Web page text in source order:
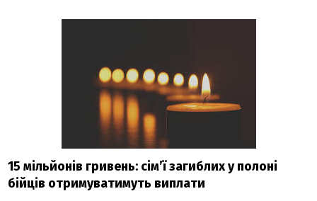
15 мільйонів гривень: сім’ї загиблих у полоні
бійців отримуватимуть виплати